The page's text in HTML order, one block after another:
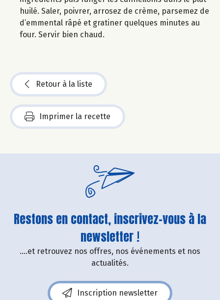
huilé. Saler, poivrer, arrosez de crème, parsemez de
d’emmental râpé et gratiner quelques minutes au
four. Servir bien chaud.
Retour à la liste
Imprimer la recette
Restons en contact, inscrivez-vous à la
newsletter !
....et retrouvez nos offres, nos événements et nos
actualités.
Inscription newsletter